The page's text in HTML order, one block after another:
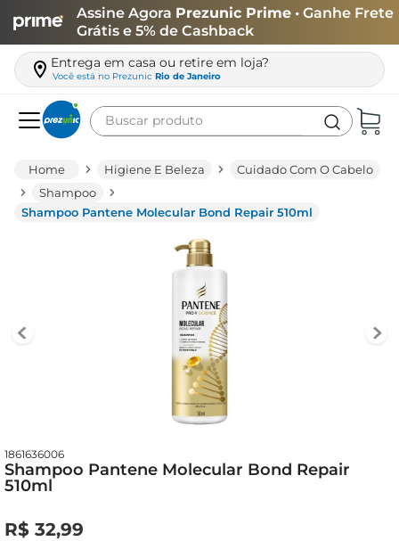
Assine Agora Prezunic Prime • Ganhe Frete
Grátis e 5% de Cashback
Entrega em casa ou retire em loja?
Você está no Prezunic Rio de Janeiro
Buscar produto
Higiene E Beleza
Cuidado Com O Cabelo
Shampoo
Shampoo Pantene Molecular Bond Repair 510ml
1861636006
Shampoo Pantene Molecular Bond Repair
510ml
R$ 32,99
leite
cerveja